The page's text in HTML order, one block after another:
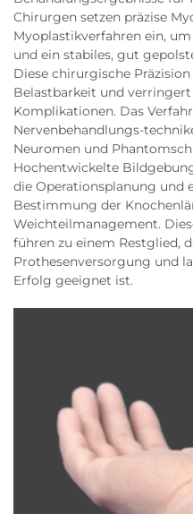
Chirurgen setzen präzise
Myoplastikverfahren ein,
und ein stabiles, gut
Diese chirurgische
Belastbarkeit und
Komplikationen. Das
Nervenbehandlungs-
Neuromen und
Hochentwickelte
die Operationsplanung und
Bestimmung der
Weichteilmanagement.
führen zu einem Restglied,
Prothesenversorgung und
Erfolg geeignet ist.